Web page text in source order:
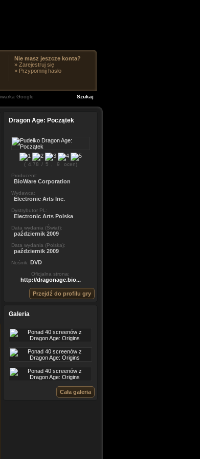
Nie masz jeszcze konta?
» Zarejestruj się
» Przypomnij hasło
Dragon Age: Początek
( 4.78 / 5 9
ocen)
Producent:
BioWare Corporation
Wydawca:
Electronic Arts Inc.
Dystrybutor PL:
Electronic Arts Polska
Data wydania (Świat):
październik 2009
Data wydania (Polska):
październik 2009
Nośnik: DVD
Oficjalna strona:
http://dragonage.bio...
Przejdź do profilu gry
Galeria
Cała galeria